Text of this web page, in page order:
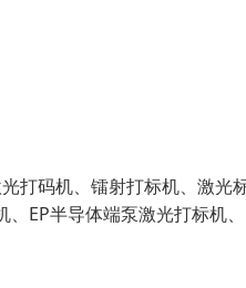
打码机、镭射打标机、激光
EP半导体端泵激光打标机、